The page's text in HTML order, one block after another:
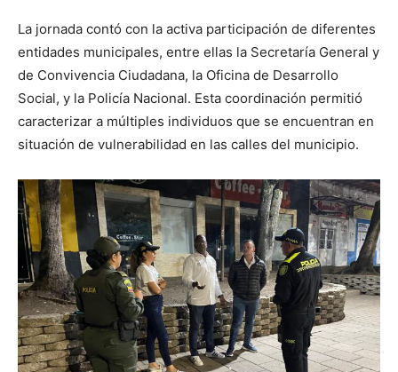
La jornada contó con la activa participación de diferentes
entidades municipales, entre ellas la Secretaría General y
de Convivencia Ciudadana, la Oficina de Desarrollo
Social, y la Policía Nacional. Esta coordinación permitió
caracterizar a múltiples individuos que se encuentran en
situación de vulnerabilidad en las calles del municipio.